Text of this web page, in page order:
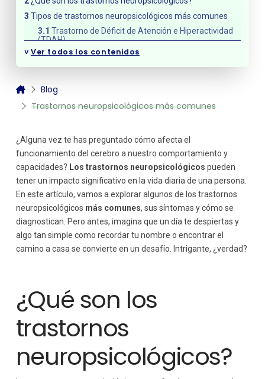
Tipos de trastornos neuropsicológicos más comunes
Trastorno de Déficit de Atención e Hiperactividad
(TDAH)
Trastornos del Espectro Autista (TEA)
Trastornos del lenguaje
Trastornos del estado de ánimo
Importancia del diagnóstico temprano
˅Ver todos los contenidos
Blog
Trastornos neuropsicológicos más comunes
¿Alguna vez te has preguntado cómo afecta el
funcionamiento del cerebro a nuestro comportamiento y
capacidades? Los trastornos neuropsicológicos pueden
tener un impacto significativo en la vida diaria de una persona.
En este artículo, vamos a explorar algunos de los trastornos
neuropsicológicos más comunes, sus síntomas y cómo se
diagnostican. Pero antes, imagina que un día te despiertas y
algo tan simple como recordar tu nombre o encontrar el
camino a casa se convierte en un desafío. Intrigante, ¿verdad?
¿Qué son los
trastornos
neuropsicológicos?